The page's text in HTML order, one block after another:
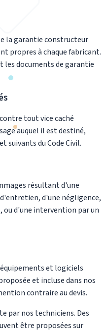
la garantie constructeur
propres à chaque fabricant.
les documents de garantie
tout vice caché
auquel il est destiné,
suivants du Code Civil.
résultant d'une
d'une négligence,
d'une intervention par un
et logiciels
et incluse dans nos
contraire au devis.
par nos techniciens. Des
être proposées sur